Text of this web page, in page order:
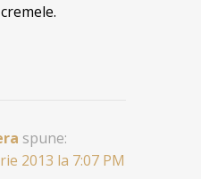
spune:
2013 la 7:07 PM